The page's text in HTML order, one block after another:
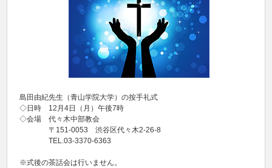
島田由紀先生（青山学院大学）の按手礼式
◇日時 12月4日（月）午後7時
◇会場 代々木中部教会
〒151-0053 渋谷区代々木2-26-8
TEL.03-3370-6363
※式後の茶話会は行いません。